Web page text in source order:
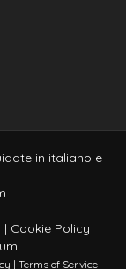
in italiano e
| Cookie Policy
| Terms of Service